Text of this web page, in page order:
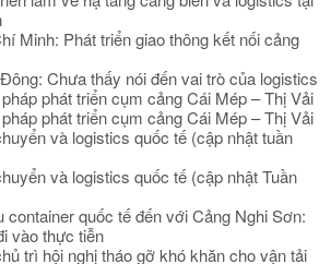
Minh: Phát triển giao thông kết nối cảng
Chưa thấy nói đến vai trò của logistics
phát triển cụm cảng Cái Mép – Thị Vải
phát triển cụm cảng Cái Mép – Thị Vải
và logistics quốc tế (cập nhật tuần
và logistics quốc tế (cập nhật Tuần
container quốc tế đến với Cảng Nghi Sơn:
vào thực tiễn
trì hội nghị tháo gỡ khó khăn cho vận tải